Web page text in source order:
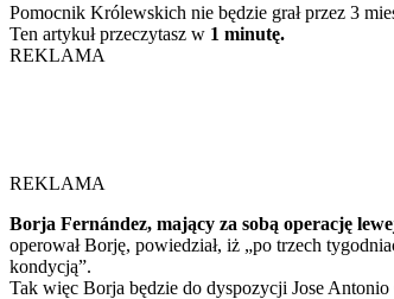
Pomocnik Królewskich nie będzie grał przez 3
Ten artykuł przeczytasz w 1 minutę.
REKLAMA
REKLAMA
Borja Fernández, mający za sobą operację
operował Borję, powiedział, iż „po trzech
kondycją”.
Tak więc Borja będzie do dyspozycji Jose